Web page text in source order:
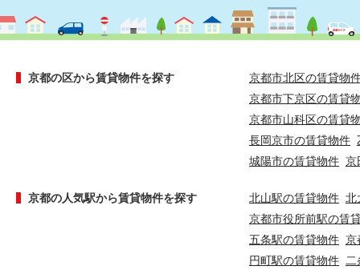
京都の区から賃貸物件を探す
京都市北区の賃貸物
京都市下京区の賃貸
京都市山科区の賃貸
長岡京市の賃貸物件
城陽市の賃貸物件 京
京都の人気駅から賃貸物件を探す 北山駅の賃貸物件 北
京都市役所前駅の賃
五条駅の賃貸物件 京
円町駅の賃貸物件